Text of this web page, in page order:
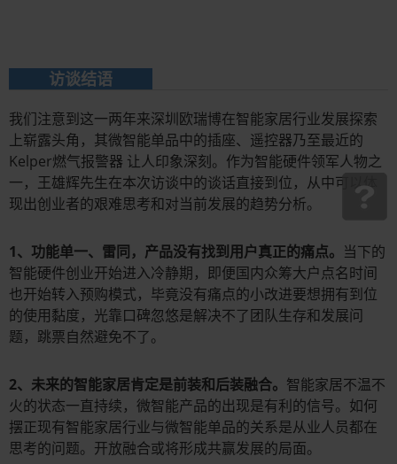
访谈结语
我们注意到这一两年来深圳欧瑞博在智能家居行业发展探索
上崭露头角，其微智能单品中的插座、遥控器乃至最近的
Kelper燃气报警器 让人印象深刻。作为智能硬件领军人物之
一，王雄辉先生在本次访谈中的谈话直接到位，从中可以体
现出创业者的艰难思考和对当前发展的趋势分析。
1、功能单一、雷同，产品没有找到用户真正的痛点。 当下的
智能硬件创业开始进入冷静期，即便国内众筹大户点名时间
也开始转入预购模式，毕竟没有痛点的小改进要想拥有到位
的使用黏度，光靠口碑忽悠是解决不了团队生存和发展问
题，跳票自然避免不了。
2、未来的智能家居肯定是前装和后装融合。 智能家居不温不
火的状态一直持续，微智能产品的出现是有利的信号。如何
摆正现有智能家居行业与微智能单品的关系是从业人员都在
思考的问题。开放融合或将形成共赢发展的局面。